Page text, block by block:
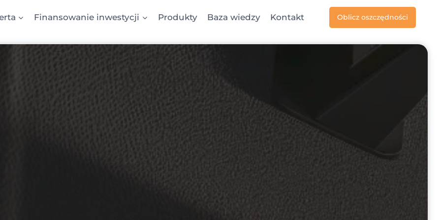
Finansowanie inwestycji Produkty Baza wiedzy Kontakt Oblicz oszczędności